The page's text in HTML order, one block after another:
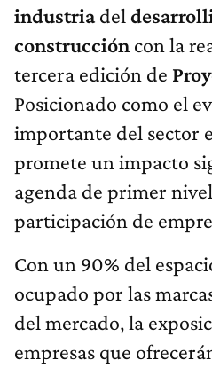
industriadel
construcción con la
tercera edición de
Posicionado como el
importante del sector
promete un impacto
agenda de primer
participación de
Con un 90% del
ocupado por las
del mercado, la
empresas que